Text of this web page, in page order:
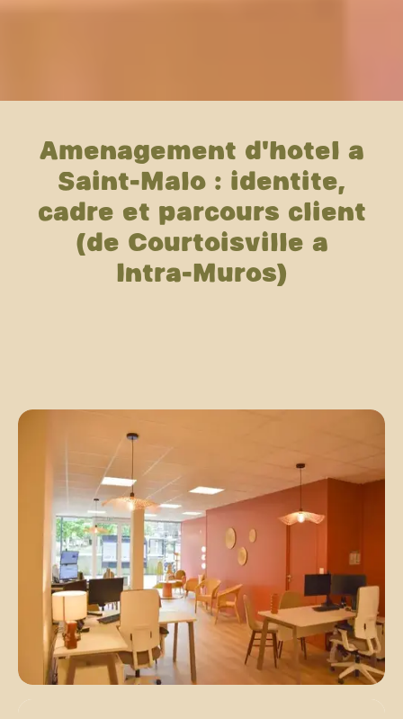
Aménagement d'hôtel à
Saint-Malo : identité,
cadre et parcours client
(de Courtoisville à
Intra-Muros)